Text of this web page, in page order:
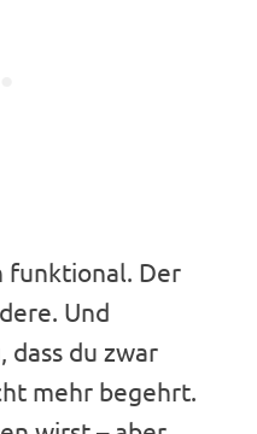
funktional. Der
Und
dass du zwar
mehr begehrt.